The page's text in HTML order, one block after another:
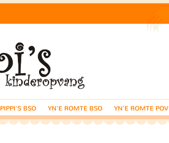
PIPPI'S BSO YN'E ROMTE BSO YN'E ROMTE POV